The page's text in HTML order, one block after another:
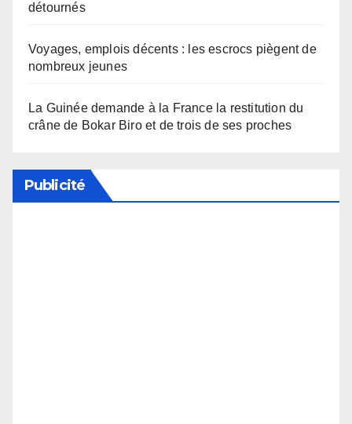
détournés
Voyages, emplois décents : les escrocs piègent de
nombreux jeunes
La Guinée demande à la France la restitution du
crâne de Bokar Biro et de trois de ses proches
Publicité